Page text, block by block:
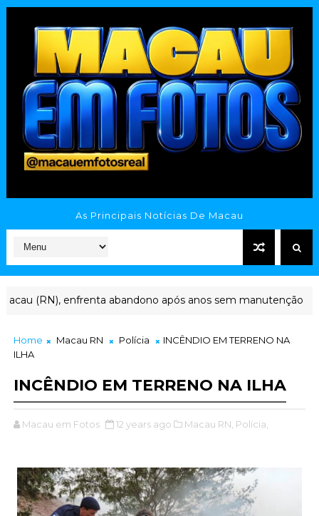
As Principais Notícias De Macau
enfrenta abandono após anos sem manutenção
Home Macau RN Polícia
INCÊNDIO EM TERRENO NA
ILHA
INCÊNDIO EM TERRENO NA ILHA
Macau em Fotos 12 years ago Macau RN, Polícia,